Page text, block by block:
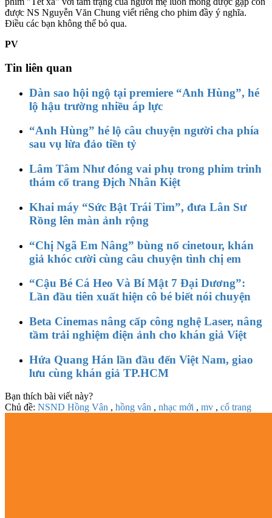
được NS Nguyễn Văn Chung viết riêng cho phim đầy ý nghĩa.
Điều các bạn không thể bỏ qua.
PV
Tin liên quan
Dàn sao hội ngộ tại premiere “Anh Hùng”, hé
lộ hậu trường nhiều áp lực
“Anh Hùng” hé lộ câu chuyện người cha phía
sau vụ lừa đảo tiền tỷ
Lâm Tâm Như đóng vai phụ trong phim trinh
thám cổ trang Địch Nhân Kiệt
Khai máy “Sức Bật Trái Tim”, đưa Lân Sư
Rồng lên màn ảnh rộng
“Chị Ngã Em Nâng” bùng nổ cinetour, khán
giả khóc cười cùng câu chuyện tình chị em
“Cậu Bé Cá Heo Và Bí Mật 7 Đại Dương”:
Lần đầu tiên xuất hiện cô bé biết nói chuyện
Beta Cinemas nâng cấp công nghệ Laser, nâng
tầm trải nghiệm điện ảnh cho khán giả Việt
Hứa Quang Hán lần đầu đến Việt Nam, giao
lưu cùng khán giả TP.HCM
Bạn thích bài viết này?
Chủ đề: NSND Hồng Vân , hồng vân , nhạc mới , mv , cổ trang